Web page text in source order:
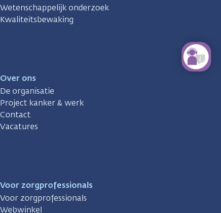
Wetenschappelijk onderzoek
Kwaliteitsbewaking
Over ons
De organisatie
Project kanker & werk
Contact
Vacatures
Voor zorgprofessionals
Voor zorgprofessionals
Webwinkel